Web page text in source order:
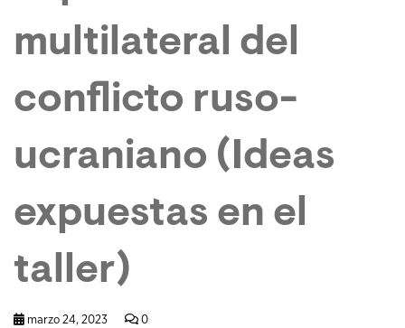
multilateral del
conflicto ruso-
ucraniano (Ideas
expuestas en el
taller)
marzo 24, 2023 0